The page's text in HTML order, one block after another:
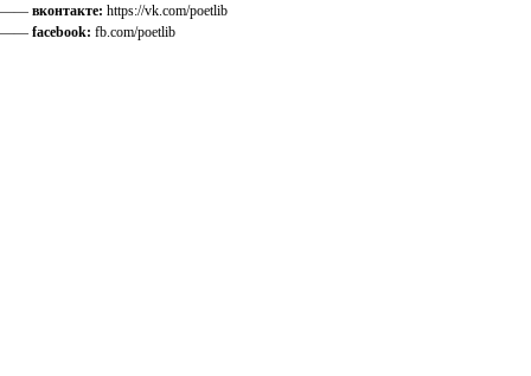
—— вконтакте: https://vk.com/poetlib
—— facebook: fb.com/poetlib